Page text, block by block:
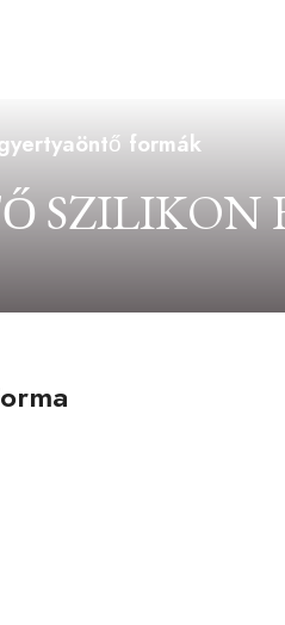
formák
SZILIKON